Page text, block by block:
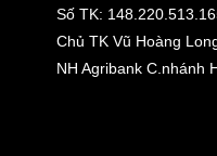
Số TK:
Chủ TK Vũ Hoàng
NH Agribank C.nhánh